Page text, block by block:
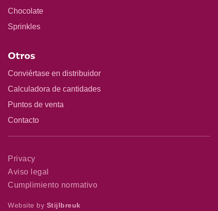
Chocolate
Sprinkles
Otros
Conviértase en distribuidor
Calculadora de cantidades
Puntos de venta
Contacto
Privacy
Aviso legal
Cumplimiento normativo
Website by Stijlbreuk